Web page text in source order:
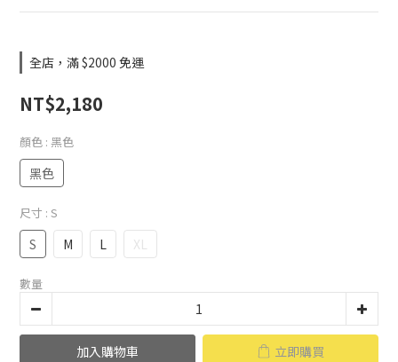
全店，滿 $2000 免運
NT$2,180
顏色 : 黑色
黑色
尺寸 : S
S M L XL
數量
加入購物車 立即購買